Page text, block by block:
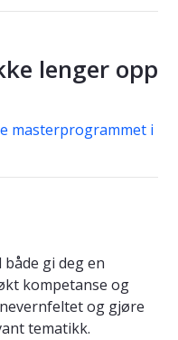
lenger opp
masterprogrammet i
gi deg en
kompetanse og
og gjøre
tematikk.